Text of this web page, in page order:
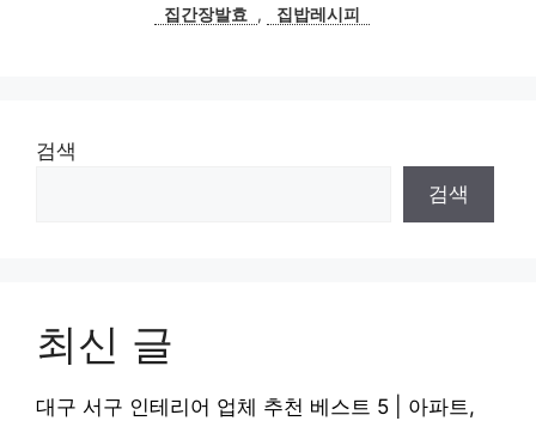
집간장발효
, 집밥레시피
검색
검색
최신 글
대구 서구 인테리어 업체 추천 베스트 5 | 아파트,